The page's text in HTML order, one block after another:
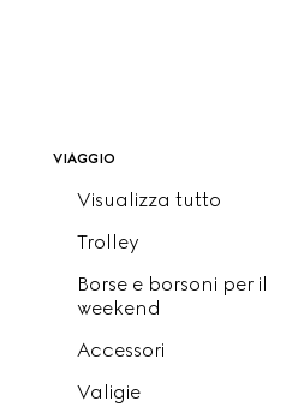
viaggio
Visualizza tutto
Trolley
Borse e borsoni per il
weekend
Accessori
Valigie